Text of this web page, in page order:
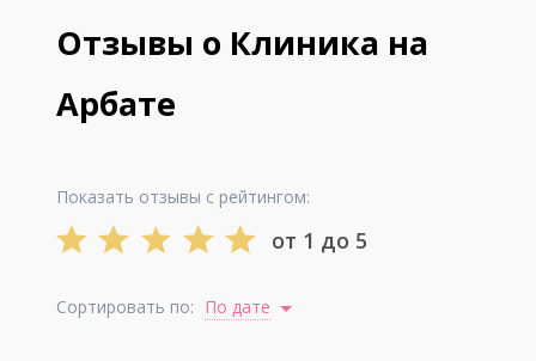
Отзывы о Клиника на
Арбате
Показать отзывы с рейтингом:
от 1 до 5
Сортировать по: По дате